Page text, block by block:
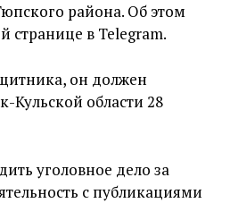
района. Об этом
странице в Telegram.
он должен
Кульской области 28
уголовное дело за
с публикациями